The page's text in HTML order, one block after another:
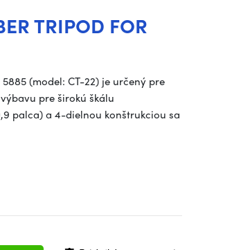
TRIPOD FOR
(model: CT-22) je určený pre
pre širokú škálu
palca) a 4-dielnou konštrukciou sa